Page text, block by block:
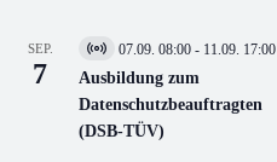
SEP.
7
V
i
t
u
07.09. 08:00 - 11.09. 17:00
Ausbildung zum
Datenschutzbeauftragten
(DSB-TÜV)